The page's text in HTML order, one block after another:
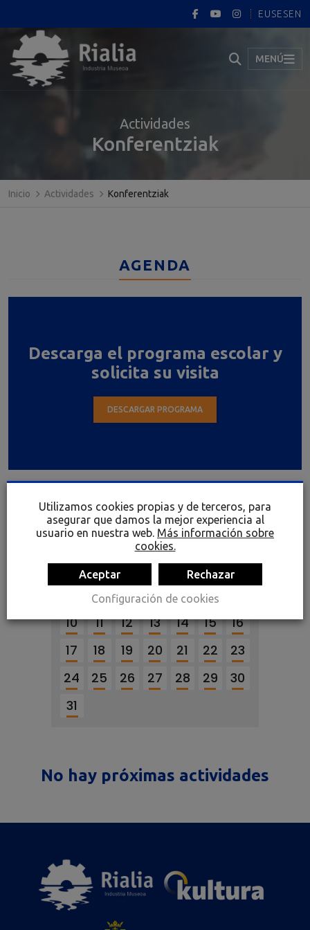
EUSESEN
MENÚ
Actividades
Konferentziak
Inicio Actividades Konferentziak
AGENDA
Descarga el programa escolar y
solicita su visita
DESCARGAR PROGRAMA
AGOSTO
2026
JUE VIE SÁB DOM
1
2
4 5 6 7 8
10
11 12 13 14 15
16
17
18 19 20 21 22
23
24
25 26 27 28 29
30
31
No hay próximas actividades
Utilizamos cookies propias y de terceros, para
asegurar que damos la mejor experiencia al
usuario en nuestra web. Más información sobre
cookies.
Aceptar
Rechazar
Configuración de cookies